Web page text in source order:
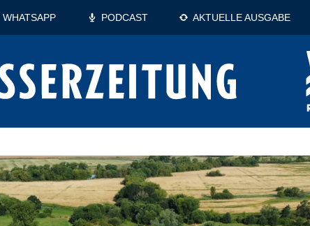
WHATSAPP PODCAST AKTUELLE AUSGABE